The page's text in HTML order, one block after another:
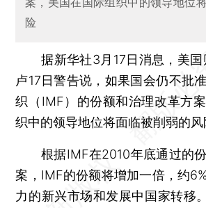
险
据新华社3月17日消息，美国
卢17日警告说，如果国会仍不批
织（IMF）的份额和治理改革方
织中的领导地位将面临被削弱的风
根据IMF在2010年底通过的份
案，IMF的份额将增加一倍，约
力的新兴市场和发展中国家转移